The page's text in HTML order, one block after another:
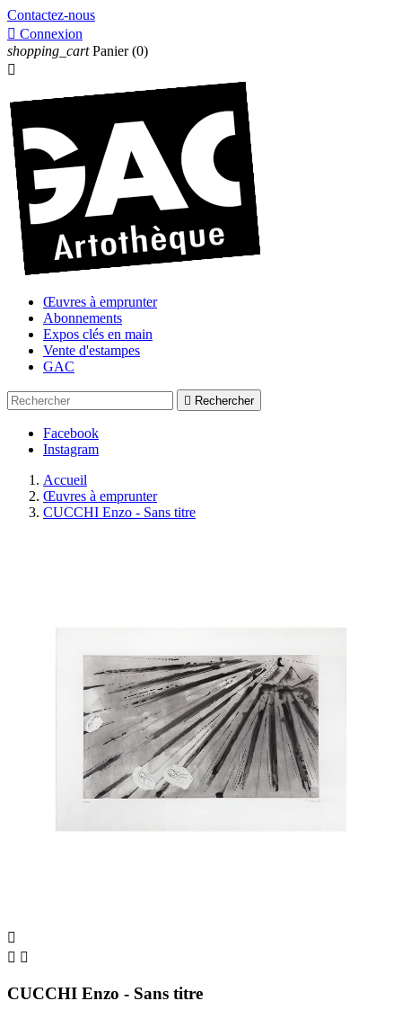
Contactez-nous
 Connexion
shopping_cart Panier (0)

Œuvres à emprunter
Abonnements
Expos clés en main
Vente d'estampes
GAC
 Rechercher
Facebook
Instagram
Accueil
Œuvres à emprunter
CUCCHI Enzo - Sans titre

 
CUCCHI Enzo - Sans titre